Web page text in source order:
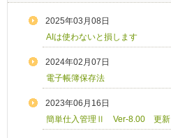
2025年03月08日
AIは使わないと損します
2024年02月07日
電子帳簿保存法
2023年06月16日
簡単仕入管理Ⅱ Ver-8.00 更新